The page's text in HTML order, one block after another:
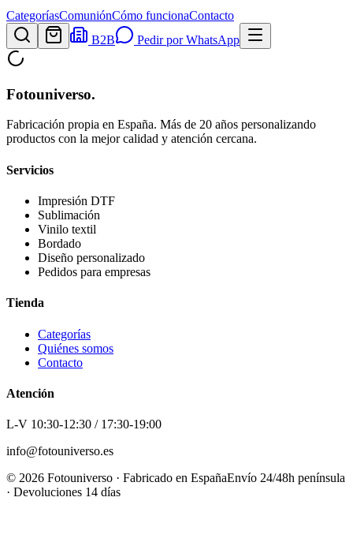
CategoríasComuniónCómo funcionaContacto
B2B
Pedir por WhatsApp
Fotouniverso.
Fabricación propia en España. Más de 20 años personalizando
productos con la mejor calidad y atención cercana.
Servicios
Impresión DTF
Sublimación
Vinilo textil
Bordado
Diseño personalizado
Pedidos para empresas
Tienda
Categorías
Quiénes somos
Contacto
Atención
L-V 10:30-12:30 / 17:30-19:00
info@fotouniverso.es
© 2026 Fotouniverso · Fabricado en EspañaEnvío 24/48h península
· Devoluciones 14 días